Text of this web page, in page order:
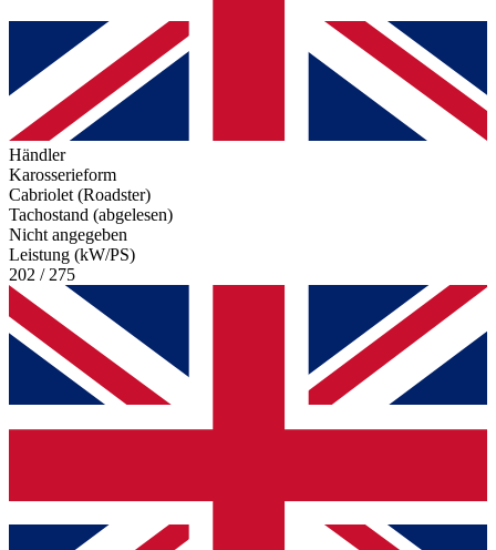
Händler
Karosserieform
Cabriolet (Roadster)
Tachostand (abgelesen)
Nicht angegeben
Leistung (kW/PS)
202 / 275